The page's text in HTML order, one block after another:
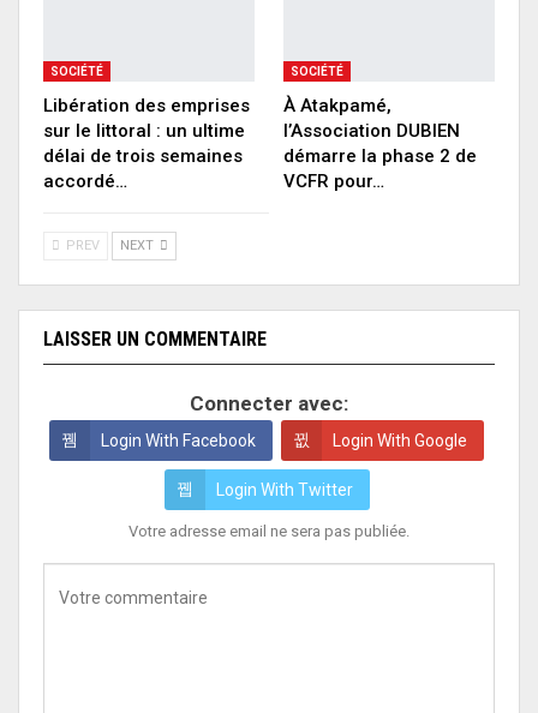
SOCIÉTÉ
Libération des emprises
sur le littoral : un ultime
délai de trois semaines
accordé…
SOCIÉTÉ
À Atakpamé,
l’Association DUBIEN
démarre la phase 2 de
VCFR pour…
PREV NEXT
LAISSER UN COMMENTAIRE
Connecter avec:
Login With Facebook Login With Google
Login With Twitter
Votre adresse email ne sera pas publiée.